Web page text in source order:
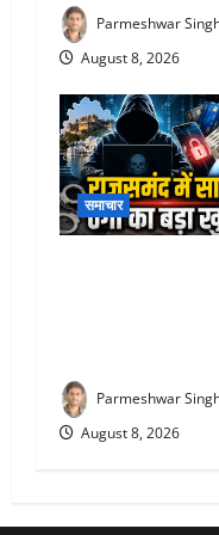
Parmeshwar
August 8, 2026
समाचार
Parmeshwar
August 8, 2026